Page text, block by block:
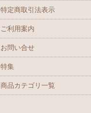
特定商取引法表示
ご利用案内
お問い合せ
特集
商品カテゴリ一覧